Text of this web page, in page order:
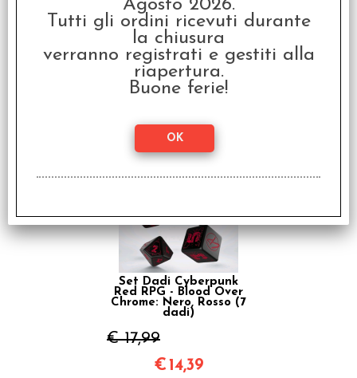
Set Dadi Cyberpunk
Red Night City
Essential - Nero, Rosso
(4d6, 2d10)
€14,39
Set Dadi Cyberpunk
Red RPG - Blood Over
Chrome: Nero, Rosso (7
dadi)
€ 17,99
€ 14,39
Agosto 2026.
Tutti gli ordini ricevuti durante
la chiusura
verranno registrati e gestiti alla
riapertura.
Buone ferie!